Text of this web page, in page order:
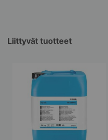
Liittyvät tuotteet